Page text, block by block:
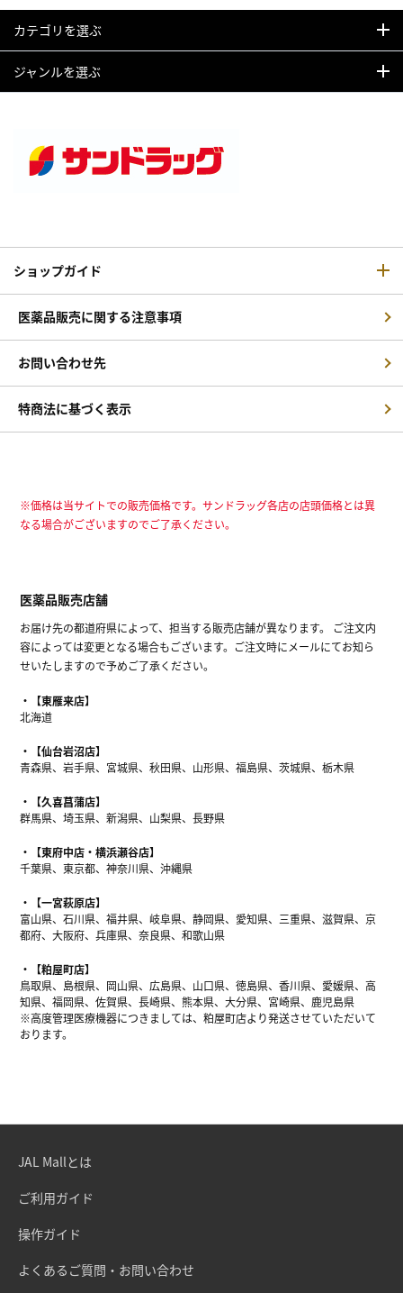
カテゴリを選ぶ
ジャンルを選ぶ
ショップガイド
医薬品販売に関する注意事項
お問い合わせ先
特商法に基づく表示
※価格は当サイトでの販売価格です。サンドラッグ各店の店頭価格とは異
なる場合がございますのでご了承ください。
医薬品販売店舗
お届け先の都道府県によって、担当する販売店舗が異なります。 ご注文内
容によっては変更となる場合もございます。ご注文時にメールにてお知ら
せいたしますので予めご了承ください。
【東雁来店】
北海道
【仙台岩沼店】
青森県、岩手県、宮城県、秋田県、山形県、福島県、茨城県、栃木県
【久喜菖蒲店】
群馬県、埼玉県、新潟県、山梨県、長野県
【東府中店・横浜瀬谷店】
千葉県、東京都、神奈川県、沖縄県
【一宮萩原店】
富山県、石川県、福井県、岐阜県、静岡県、愛知県、三重県、滋賀県、京
都府、大阪府、兵庫県、奈良県、和歌山県
【粕屋町店】
鳥取県、島根県、岡山県、広島県、山口県、徳島県、香川県、愛媛県、高
知県、福岡県、佐賀県、長崎県、熊本県、大分県、宮崎県、鹿児島県
※高度管理医療機器につきましては、粕屋町店より発送させていただいて
おります。
JAL Mallとは
ご利用ガイド
操作ガイド
よくあるご質問・お問い合わせ